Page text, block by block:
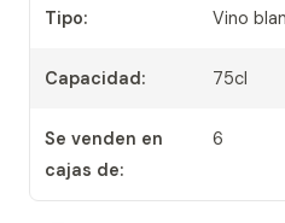
Tipo: Vino
Capacidad: 75cl
Se venden en
cajas de:
6